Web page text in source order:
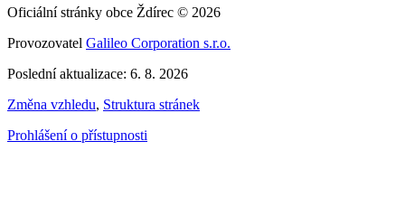
Oficiální stránky obce Ždírec © 2026
Provozovatel Galileo Corporation s.r.o.
Poslední aktualizace: 6. 8. 2026
Změna vzhledu, Struktura stránek
Prohlášení o přístupnosti